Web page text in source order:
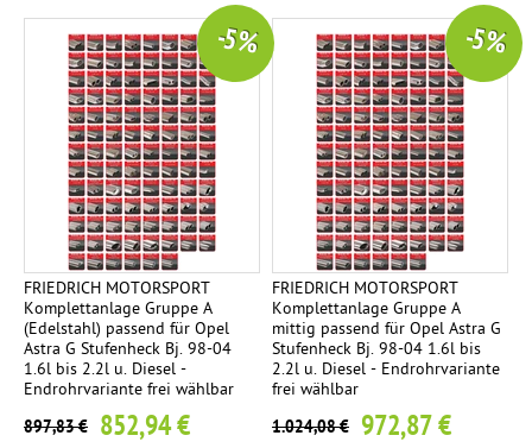
FRIEDRICH MOTORSPORT
Komplettanlage Gruppe A
(Edelstahl) passend für Opel
Astra G Stufenheck Bj. 98-04
1.6l bis 2.2l u. Diesel -
Endrohrvariante frei wählbar
897,83 € 852,94 €
-5 %
FRIEDRICH MOTORSPORT
Komplettanlage Gruppe A
mittig passend für Opel Astra G
Stufenheck Bj. 98-04 1.6l bis
2.2l u. Diesel - Endrohrvariante
frei wählbar
1.024,08 € 972,87 €
-5 %